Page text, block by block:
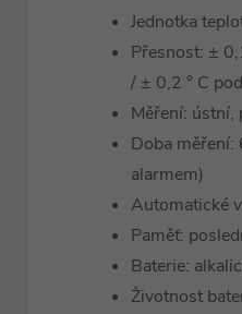
Jednotka
Přesnost: ±
/ ± 0,2 ° C
Měření: ústní,
Doba měření:
alarmem)
Automatické
Paměť:
Baterie:
Životnost